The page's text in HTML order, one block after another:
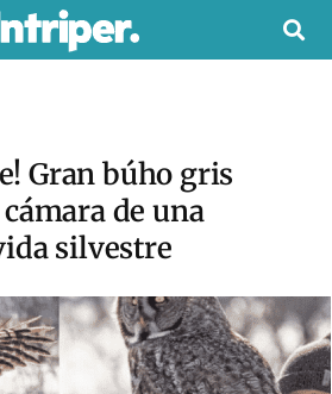
Gran búho gris
de una
silvestre